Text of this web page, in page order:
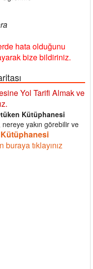
hata olduğunu
bize bildiriniz.
Yol Tarifi Almak ve
Kütüphanesi
yakın görebilir ve
tıklayınız